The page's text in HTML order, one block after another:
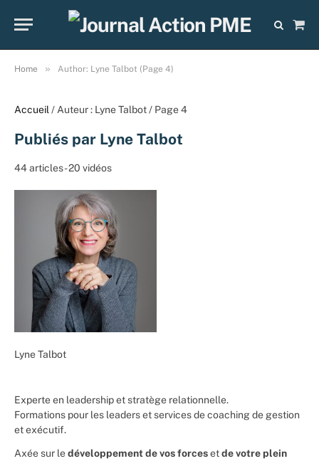
Cart
Home » Author: Lyne Talbot (Page 4)
Accueil / Auteur : Lyne Talbot / Page 4
Publiés par Lyne Talbot
44 articles - 20 vidéos
Lyne Talbot
Experte en leadership et stratège relationnelle.
Formations pour les leaders et services de coaching de gestion
et exécutif.
Axée sur ledéveloppement de vos forcesetde votre plein